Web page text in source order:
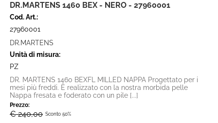
DR.MARTENS 1460 BEX - NERO - 27960001
Cod. Art.:
27960001
DR.MARTENS
Unità di misura:
PZ
DR. MARTENS 1460 BEXFL MILLED NAPPA Progettato per i
mesi più freddi. È realizzato con la nostra morbida pelle
Nappa fresata e foderato con un pile [...]
Prezzo:
€ 240,00 Sconto 50%